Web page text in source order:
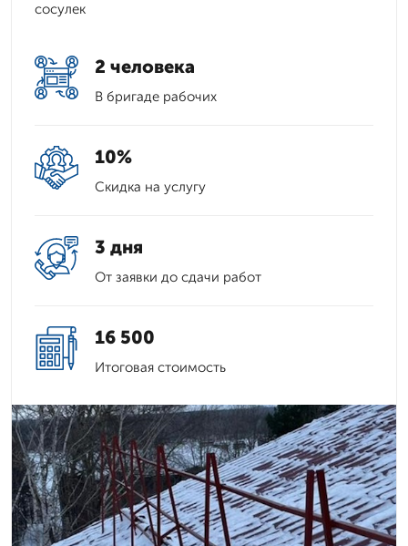
сосулек
2 человека
В бригаде рабочих
10%
Скидка на услугу
3 дня
От заявки до сдачи работ
16 500
Итоговая стоимость